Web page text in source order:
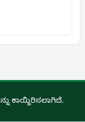
ಕಾಯ್ದಿರಿಸಲಾಗಿದೆ.